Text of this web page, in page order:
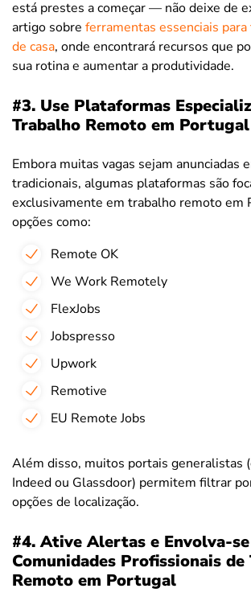
está prestes a começar — não deixe de
artigo sobre ferramentas essenciais
de casa, onde encontrará recursos que
sua rotina e aumentar a produtividade.
#3. Use Plataformas
Trabalho Remoto em Portugal
Embora muitas vagas sejam anunciadas
tradicionais, algumas plataformas são
exclusivamente em trabalho remoto em
opções como:
Remote OK
We Work Remotely
FlexJobs
Jobspresso
Upwork
Remotive
EU Remote Jobs
Além disso, muitos portais generalistas
Indeed ou Glassdoor) permitem filtrar
opções de localização.
#4. Ative Alertas e Envolva-
Comunidades Profissionais de
Remoto em Portugal